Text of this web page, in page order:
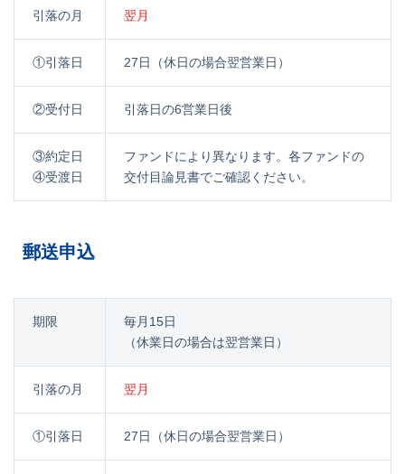
引落の月 翌月
①引落日 27日（休日の場合翌営業日）
②受付日 引落日の6営業日後
③約定日
④受渡日
ファンドにより異なります。各ファンドの
交付目論見書でご確認ください。
郵送申込
期限
毎月15日
（休業日の場合は翌営業日）
引落の月 翌月
①引落日 27日（休日の場合翌営業日）